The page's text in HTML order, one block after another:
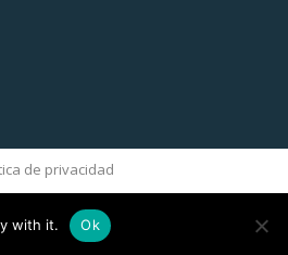
de privacidad
with it. Ok